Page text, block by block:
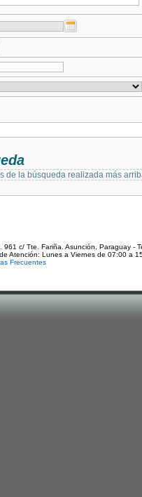
de la búsqueda realizada más
961 c/ Tte. Fariña. Asunción, Paraguay -
Atención: Lunes a Viernes de 07:00 a
Frecuentes